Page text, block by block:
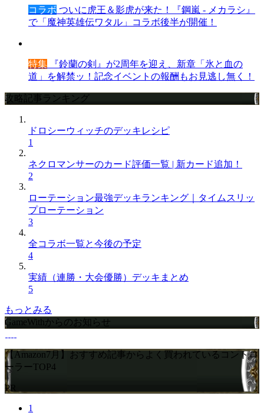
コラボ ついに虎王＆影虎が来た！『鋼嵐 - メカラシ』
で「魔神英雄伝ワタル」コラボ後半が開催！
特集 『鈴蘭の剣』が2周年を迎え、新章「氷と血の
道」を解禁ッ！記念イベントの報酬もお見逃し無く！
攻略記事ランキング
ドロシーウィッチのデッキレシピ
1
ネクロマンサーのカード評価一覧 | 新カード追加！
2
ローテーション最強デッキランキング｜タイムスリッ
プローテーション
3
全コラボ一覧と今後の予定
4
実績（連勝・大会優勝）デッキまとめ
5
もっとみる
GameWithからのお知らせ
【Amazon7月】おすすめ記事からよく買われているコントロ
ーラーTOP4
PR
1